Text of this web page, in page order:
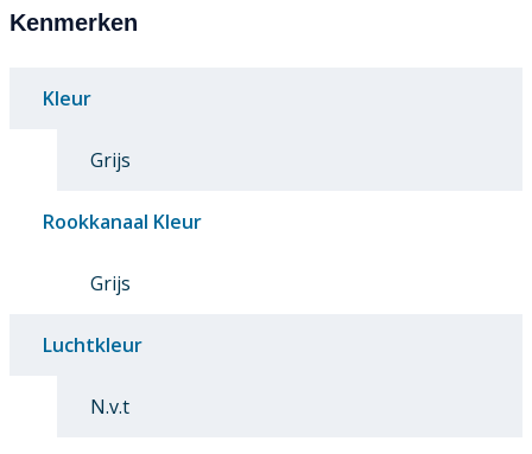
Kenmerken
Kleur
Grijs
Rookkanaal Kleur
Grijs
Luchtkleur
N.v.t